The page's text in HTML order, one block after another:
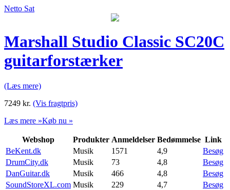
Netto Sat
Marshall Studio Classic SC20C
guitarforstærker
(Læs mere)
7249 kr. (Vis fragtpris)
Læs mere »Køb nu »
Webshop Produkter Anmeldelser Bedømmelse Link
BeKent.dk
Musik 1571 4,9
Besøg
DrumCity.dk
Musik 73 4,8
Besøg
DanGuitar.dk
Musik 466 4,8
Besøg
SoundStoreXL.com Musik 229 4,7
Besøg